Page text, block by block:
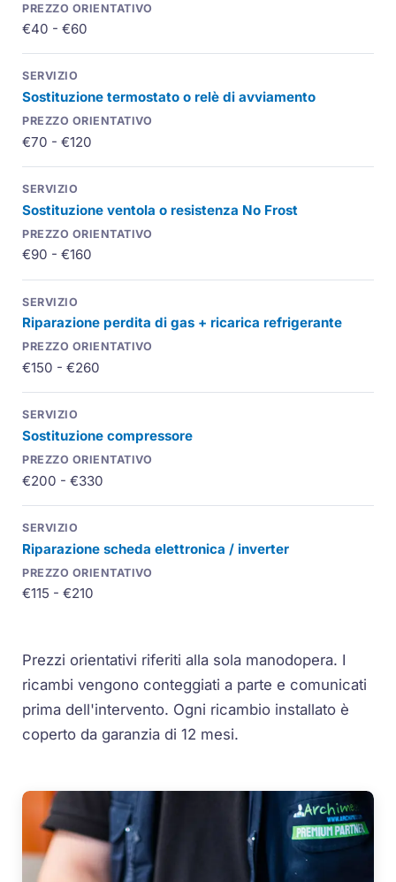
€40 - €60
Sostituzione termostato o relè di avviamento
€70 - €120
Sostituzione ventola o resistenza No Frost
€90 - €160
Riparazione perdita di gas + ricarica refrigerante
€150 - €260
Sostituzione compressore
€200 - €330
Riparazione scheda elettronica / inverter
€115 - €210
Prezzi orientativi riferiti alla sola manodopera. I
ricambi vengono conteggiati a parte e comunicati
prima dell'intervento. Ogni ricambio installato è
coperto da garanzia di 12 mesi.